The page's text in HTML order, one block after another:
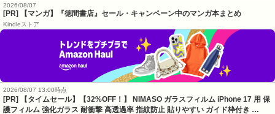
2026/08/07
[PR] 【マンガ】『徳間書店』セール・キャンペーン中のマンガ本まとめ
Kindleストア
2026/08/07 13:00時点
[PR] 【タイムセール】【32%OFF！】 NIMASO ガラスフィルム iPhone 17 用 保
護フィルム 強化ガラス 耐衝撃 高透過率 指紋防止 貼りやすい ガイド枠付き …